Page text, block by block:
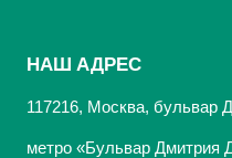
НАШ АДРЕС
117216, Москва, бульвар
метро «Бульвар Дмитрия